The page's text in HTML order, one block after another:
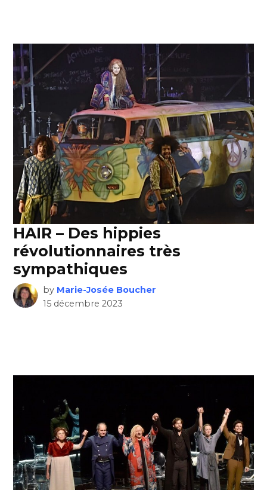
HAIR – Des hippies
révolutionnaires très
sympathiques
by Marie-Josée Boucher
15 décembre 2023